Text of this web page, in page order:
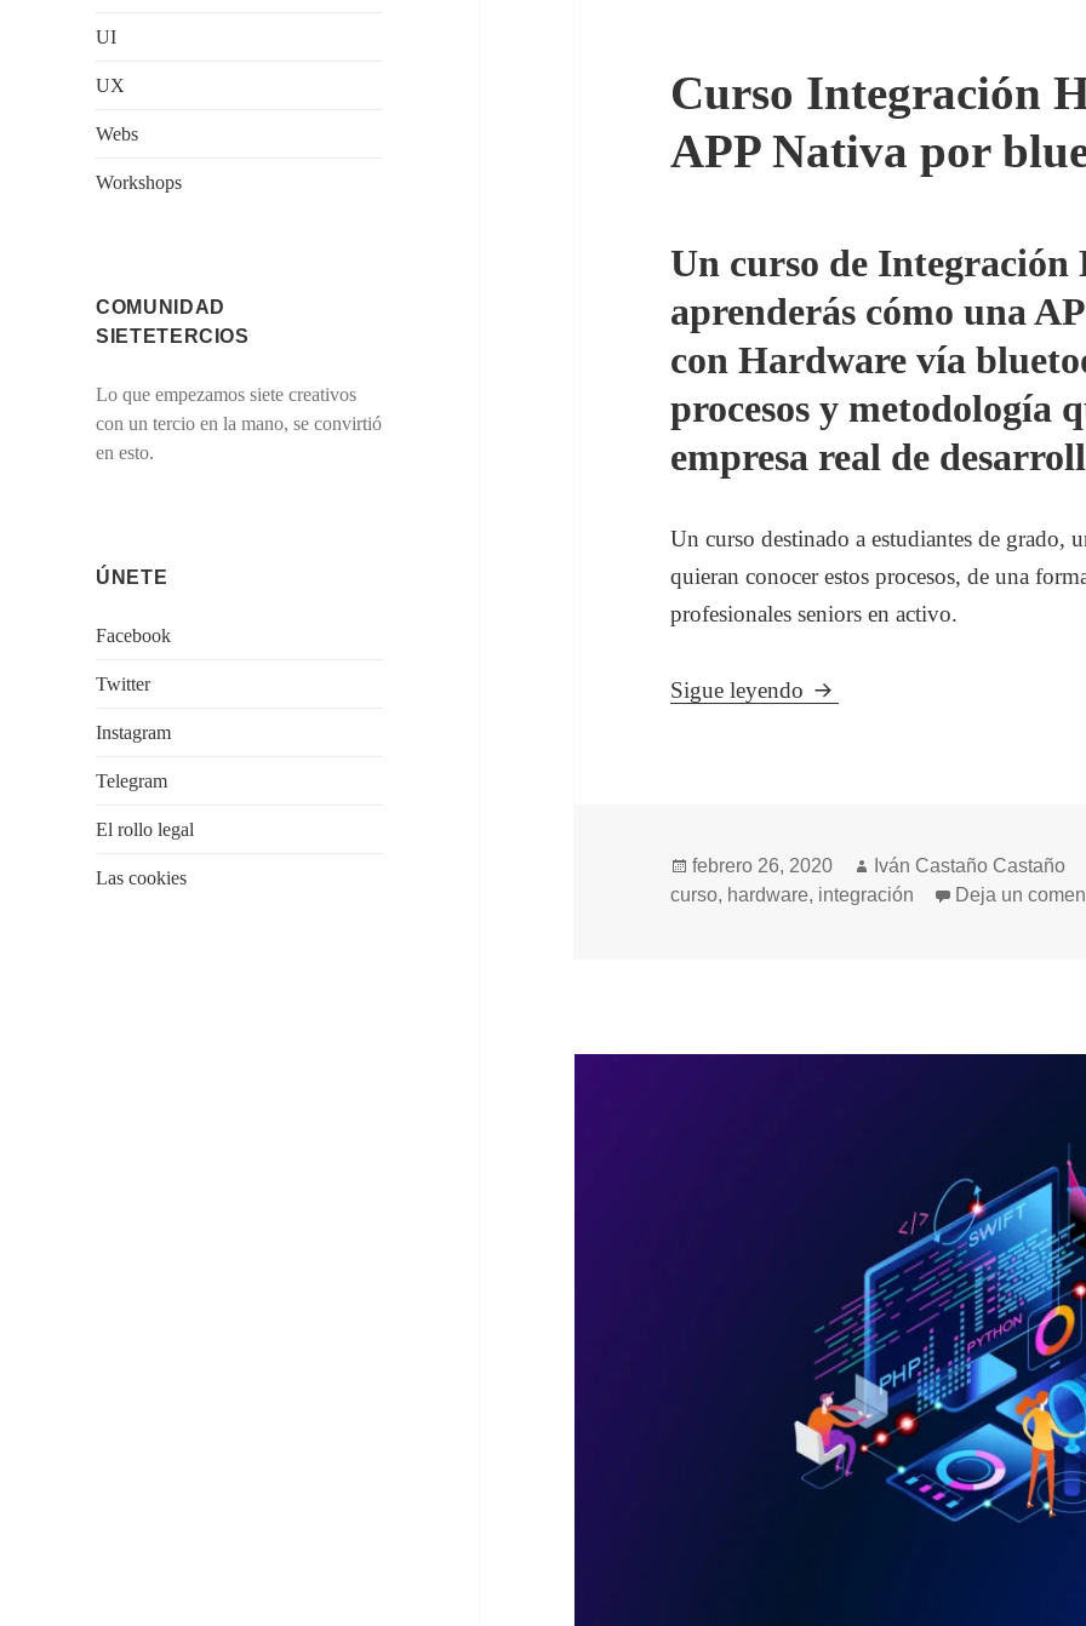
UI
UX
Webs
Workshops
COMUNIDAD
SIETETERCIOS
Lo que empezamos siete creativos
con un tercio en la mano, se convirtió
en esto.
ÚNETE
Facebook
Twitter
Instagram
Telegram
El rollo legal
Las cookies
Curso Integración
APP Nativa por
Un curso de Integración
aprenderás cómo una
con Hardware vía
procesos y metodología
empresa real de
Un curso destinado a estudiantes de grado,
quieran conocer estos procesos, de una
profesionales seniors en activo.
Sigue leyendo Curso Integración Hardware
Publicado
el
febrero 26, 2020 Autor
Iván Castaño Castaño
curso, hardware, integración Deja un